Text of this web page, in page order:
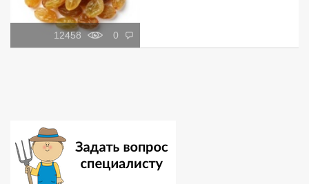
0
12458